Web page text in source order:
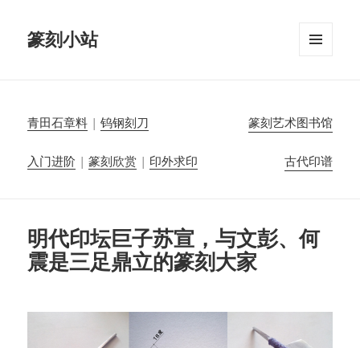
篆刻小站
青田石章料 |钨钢刻刀 篆刻艺术图书馆
入门进阶 |篆刻欣赏 | 印外求印 古代印谱
明代印坛巨子苏宣，与文彭、何
震是三足鼎立的篆刻大家